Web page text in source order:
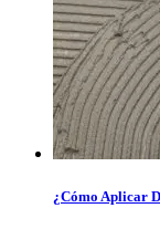
¿Cómo Aplicar